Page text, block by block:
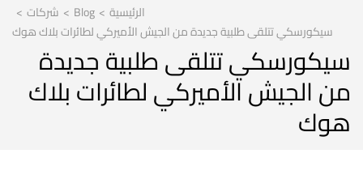
الرئيسية >
Blog
> شركات >
سيكورسكي تتلقى طلبية جديدة من الجيش الأميركي لطائرات بلاك هوك
سيكورسكي تتلقى طلبية جديدة
من الجيش الأميركي لطائرات بلاك
هوك